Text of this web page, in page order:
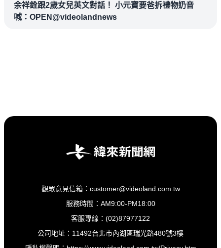
余祥銓跟2歲女兒英文對話！ 小元寶要爸拆禮物奶音
喊：OPEN@videolandnews
觀眾意見信箱：customer@videoland.com.tw
服務時間：AM9:00-PM18:00
客服專線：(02)87977122
公司地址：11492台北市內湖區瑞光路480號3樓